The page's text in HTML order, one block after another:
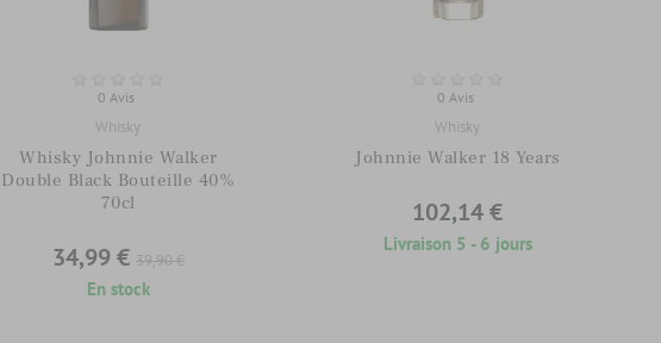
0 Avis
Whisky
Whisky Johnnie Walker
Double Black Bouteille 40%
70cl
34,99 € 39,90 €
En stock
0 Avis
Whisky
Johnnie Walker 18 Years
102,14 €
Livraison 5 - 6 jours